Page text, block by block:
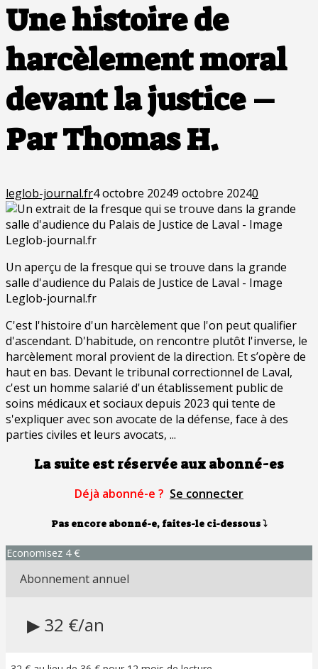
Une histoire de
harcèlement moral
devant la justice –
Par Thomas H.
leglob-journal.fr4 octobre 20249 octobre 20240
Un aperçu de la fresque qui se trouve dans la grande
salle d'audience du Palais de Justice de Laval - Image
Leglob-journal.fr
C'est l'histoire d'un harcèlement que l'on peut qualifier
d'ascendant. D'habitude, on rencontre plutôt l'inverse, le
harcèlement moral provient de la direction. Et s’opère de
haut en bas. Devant le tribunal correctionnel de Laval,
c'est un homme salarié d'un établissement public de
soins médicaux et sociaux depuis 2023 qui tente de
s'expliquer avec son avocate de la défense, face à des
parties civiles et leurs avocats, ...
La suite est réservée aux abonné-es
Déjà abonné-e ? Se connecter
Pas encore abonné-e, faites-le ci-dessous⤵
Economisez 4 €
Abonnement annuel
▶ 32 €/an